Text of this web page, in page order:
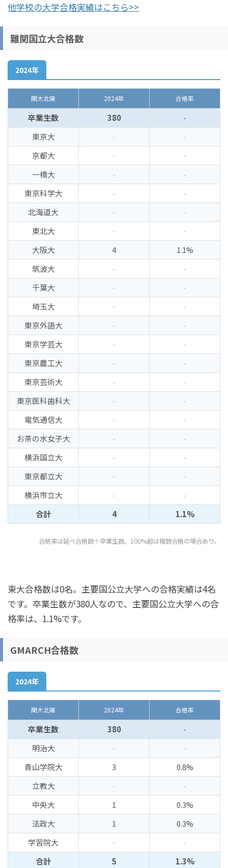
他学校の大学合格実績はこちら>>
難関国立大合格数
2024年
関大北陽 2024年 合格率
卒業生数 380
-
東京大
-
-
京都大
-
-
一橋大
-
-
東京科学大
-
-
北海道大
-
-
東北大
-
-
大阪大
4
1.1%
筑波大
-
-
千葉大
-
-
埼玉大
-
-
東京外語大
-
-
東京学芸大
-
-
東京農工大
-
-
東京芸術大
-
-
東京医科歯科大
-
-
電気通信大
-
-
お茶の水女子大
-
-
横浜国立大
-
-
東京都立大
-
-
横浜市立大
-
-
合計
4 1.1%
合格率は延べ合格数÷卒業生数。100%超は複数合格の場合あり。
東大合格数は0名。主要国公立大学への合格実績は4名
です。卒業生数が380人なので、主要国公立大学への合
格率は、1.1%です。
GMARCH合格数
2024年
関大北陽 2024年 合格率
卒業生数 380
-
明治大
-
-
青山学院大
3
0.8%
立教大
-
-
中央大
1
0.3%
法政大
1
0.3%
学習院大
-
-
合計
5 1.3%